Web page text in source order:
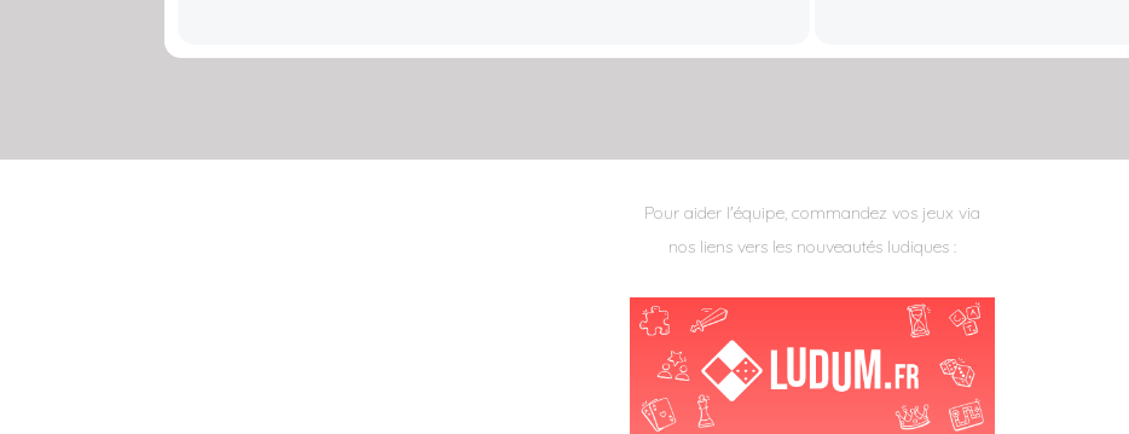
Pour aider l'équipe, commandez vos jeux via
nos liens vers les nouveautés ludiques :